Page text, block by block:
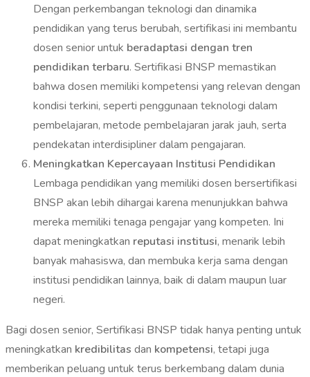
Dengan perkembangan teknologi dan dinamika
pendidikan yang terus berubah, sertifikasi ini membantu
dosen senior untuk beradaptasi dengan tren
pendidikan terbaru. Sertifikasi BNSP memastikan
bahwa dosen memiliki kompetensi yang relevan dengan
kondisi terkini, seperti penggunaan teknologi dalam
pembelajaran, metode pembelajaran jarak jauh, serta
pendekatan interdisipliner dalam pengajaran.
Meningkatkan Kepercayaan Institusi Pendidikan
Lembaga pendidikan yang memiliki dosen bersertifikasi
BNSP akan lebih dihargai karena menunjukkan bahwa
mereka memiliki tenaga pengajar yang kompeten. Ini
dapat meningkatkan reputasi institusi, menarik lebih
banyak mahasiswa, dan membuka kerja sama dengan
institusi pendidikan lainnya, baik di dalam maupun luar
negeri.
Bagi dosen senior, Sertifikasi BNSP tidak hanya penting untuk
meningkatkan kredibilitas dan kompetensi, tetapi juga
memberikan peluang untuk terus berkembang dalam dunia